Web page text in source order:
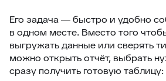
15 Глобальное уведомление
16 Скрыть боковые панели заявки
17 Запретить создание заявки без
Его задача — быстро и удобно
в одном месте. Вместо того
выгружать данные или сверять
можно открыть отчёт, выбрать
сразу получить готовую таблицу: